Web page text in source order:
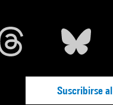
Suscribirse